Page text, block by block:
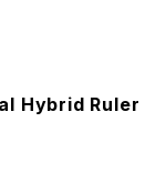
Hybrid Ruler